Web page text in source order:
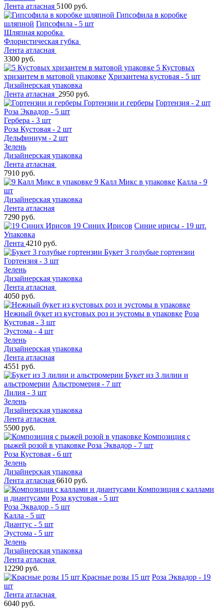
Лента атласная 5100 руб.
Гипсофила в коробке
шляпной Гипсофила - 5 шт
Шляпная коробка
Флористическая губка
Лента атласная
3300 руб.
5 Кустовых
хризантем в матовой упаковке Хризантема кустовая - 5 шт
Дизайнерская упаковка
Лента атласная 2950 руб.
Гортензии и герберы Гортензия - 2 шт
Роза Эквадор - 5 шт
Гербера - 3 шт
Роза Кустовая - 2 шт
Дельфиниум - 2 шт
Зелень
Дизайнерская упаковка
Лента атласная
7910 руб.
9 Калл Микс в упаковке Калла - 9
шт
Дизайнерская упаковка
Лента атласная
7290 руб.
19 Синих Ирисов Синие ирисы - 19 шт.
Упаковка
Лента 4210 руб.
Букет 3 голубые гортензии
Гортензия - 3 шт
Зелень
Дизайнерская упаковка
Лента атласная
4050 руб.
Нежный букет из кустовых роз и эустомы в упаковке Роза
Кустовая - 3 шт
Эустома - 4 шт
Зелень
Дизайнерская упаковка
Лента атласная
4551 руб.
Букет из 3 лилии и
альстромерии Альстромерия - 7 шт
Лилия - 3 шт
Зелень
Дизайнерская упаковка
Лента атласная
5500 руб.
Композиция с
рыжей розой в упаковке Роза Эквадор - 7 шт
Роза Кустовая - 6 шт
Зелень
Дизайнерская упаковка
Лента атласная 6610 руб.
Композиция с каллами
и диантусами Роза кустовая - 5 шт
Роза Эквадор - 5 шт
Калла - 5 шт
Диантус - 5 шт
Эустома - 5 шт
Зелень
Дизайнерская упаковка
Лента атласная
12290 руб.
Красные розы 15 шт Роза Эквадор - 19
шт
Лента атласная
6040 руб.